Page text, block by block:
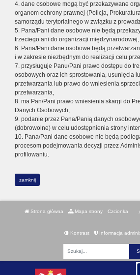
4. dane osobowe mogą być przekazywane
organom ochrony prawnej (Policja,
samorządu terytorialnego w związku z
5. Pana/Pani dane osobowe nie będą
trzeciego ani do organizacji międzynarodowej,
6. Pana/Pani dane osobowe będą
i w zakresie niezbędnym do realizacji celu
7. przysługuje Panu/Pani prawo dostępu do
osobowych oraz ich sprostowania, usunięcia
przetwarzania lub prawo do wniesienia
przetwarzania,
8. ma Pan/Pani prawo wniesienia skargi do
Danych Osobowych,
9. podanie przez Pana/Panią danych
(dobrowolne) w celu udostępnienia strony
10. Pana/Pani dane osobowe nie będą
procesom podejmowania decyzji przez
profilowaniu.
zamknij
Strona główna Mapa strony Czcionka
Kontrast Informacja